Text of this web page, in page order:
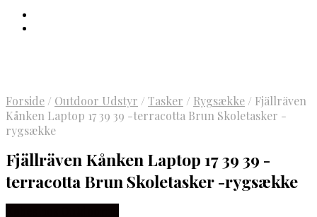
Forside / Outdoor Udstyr / Tasker / Rygsække / Fjällräven
Kånken Laptop 17 39 39 -terracotta Brun Skoletasker -
rygsække
Fjällräven Kånken Laptop 17 39 39 -
terracotta Brun Skoletasker -rygsække